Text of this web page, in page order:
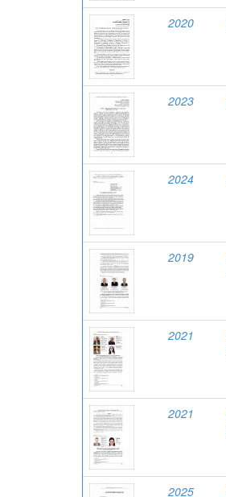
2020
2023
2024
2019
2021
2021
2025